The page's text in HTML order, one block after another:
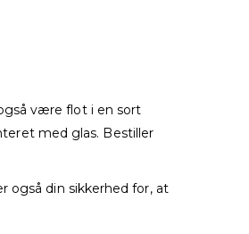
være flot i en sort
med glas. Bestiller
også din sikkerhed for, at